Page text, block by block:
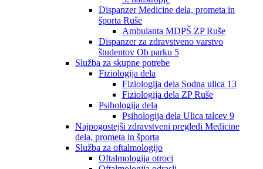
Dispanzer Medicine dela, prometa in
športa Ruše
Ambulanta MDPŠ ZP Ruše
Dispanzer za zdravstveno varstvo
študentov Ob parku 5
Služba za skupne potrebe
Fiziologija dela
Fiziologija dela Sodna ulica 13
Fiziologija dela ZP Ruše
Psihologija dela
Psihologija dela Ulica talcev 9
Najpogostejši zdravstveni pregledi Medicine
dela, prometa in športa
Služba za oftalmologijo
Oftalmologija otroci